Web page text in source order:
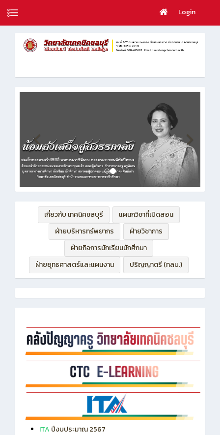
Login
เกี่ยวกับ เทคนิคชลบุรี
แผนกวิชาที่เปิดสอน
ฝ่ายบริหารทรัพยากร
ฝ่ายวิชาการ
ฝ่ายกิจการนักเรียนนักศึกษา
ฝ่ายยุทธศาสตร์และแผนงาน
ปริญญาตรี (ทลบ.)
ITA ปีงบประมาณ 2567